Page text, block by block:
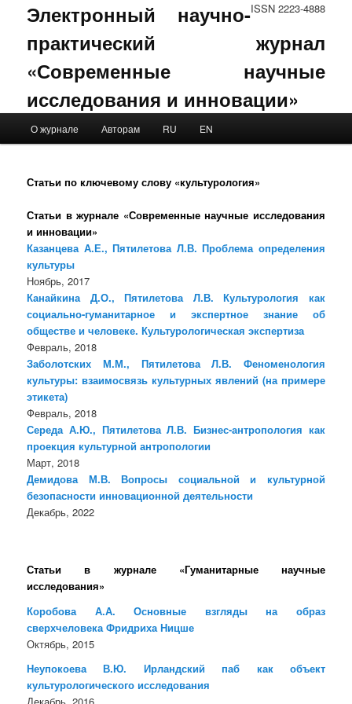
ISSN 2223-4888
Электронный научно-
практический журнал
«Современные научные
исследования и инновации»
Skip to primary content
Skip to secondary content
О журнале Авторам RU EN
Статьи по ключевому слову «культурология»
Статьи в журнале «Современные научные исследования
и инновации»
Казанцева А.Е., Пятилетова Л.В. Проблема определения
культуры
Ноябрь, 2017
Канайкина Д.О., Пятилетова Л.В. Культурология как
социально-гуманитарное и экспертное знание об
обществе и человеке. Культурологическая экспертиза
Февраль, 2018
Заболотских М.М., Пятилетова Л.В. Феноменология
культуры: взаимосвязь культурных явлений (на примере
этикета)
Февраль, 2018
Середа А.Ю., Пятилетова Л.В. Бизнес-антропология как
проекция культурной антропологии
Март, 2018
Демидова М.В. Вопросы социальной и культурной
безопасности инновационной деятельности
Декабрь, 2022
Статьи в журнале «Гуманитарные научные
исследования»
Коробова А.А. Основные взгляды на образ
сверхчеловека Фридриха Ницше
Октябрь, 2015
Неупокоева В.Ю. Ирландский паб как объект
культурологического исследования